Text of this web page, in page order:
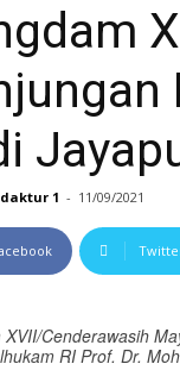
1 - 11/09/2021
XVII/Cenderawasih
RI Prof. Dr.